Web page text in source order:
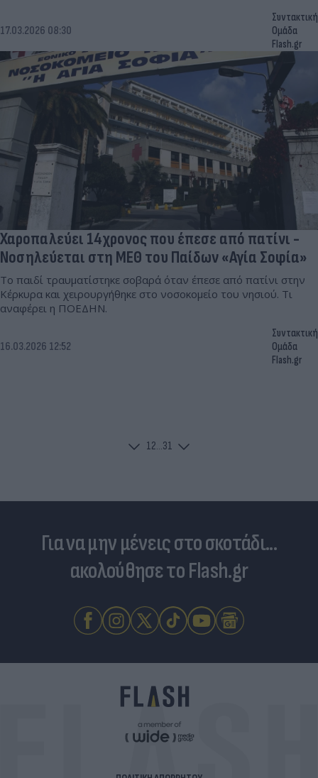
17.03.2026 08:30
Συντακτική
Ομάδα
Flash.gr
Χαροπαλεύει 14χρονος που έπεσε από πατίνι -
Νοσηλεύεται στη ΜΕΘ του Παίδων «Αγία Σοφία»
Το παιδί τραυματίστηκε σοβαρά όταν έπεσε από πατίνι στην
Κέρκυρα και χειρουργήθηκε στο νοσοκομείο του νησιού. Τι
αναφέρει η ΠΟΕΔΗΝ.
16.03.2026 12:52
Συντακτική
Ομάδα
Flash.gr
12...31
Για να μην μένεις στο σκοτάδι...
ακολούθησε το Flash.gr